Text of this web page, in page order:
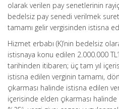
olarak verilen pay senetlerinin
bedelsiz pay senedi verilmek
tamamı gelir vergisinden istisna
Hizmet erbabı (K)’nin bedelsiz
istisnaya konu edilen 2.000.000
tarihinden itibaren; üç tam yıl
istisna edilen verginin tamamı,
çıkarması halinde istisna edilen
içerisinde elden çıkarması